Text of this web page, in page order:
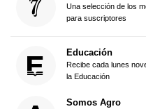
Una selección de los
para suscriptores
Educación
Recibe cada lunes
la Educación
Somos Agro